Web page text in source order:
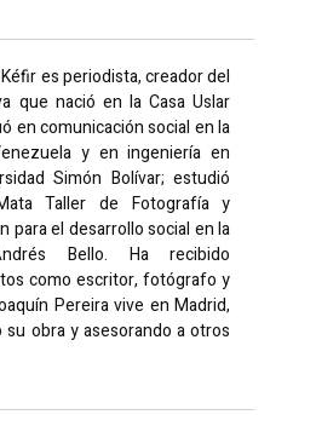
es periodista, creador del
que nació en la Casa Uslar
en comunicación social en la
y en ingeniería en
Simón Bolívar; estudió
Taller de Fotografía y
para el desarrollo social en la
Bello. Ha recibido
como escritor, fotógrafo y
Pereira vive en Madrid,
obra y asesorando a otros